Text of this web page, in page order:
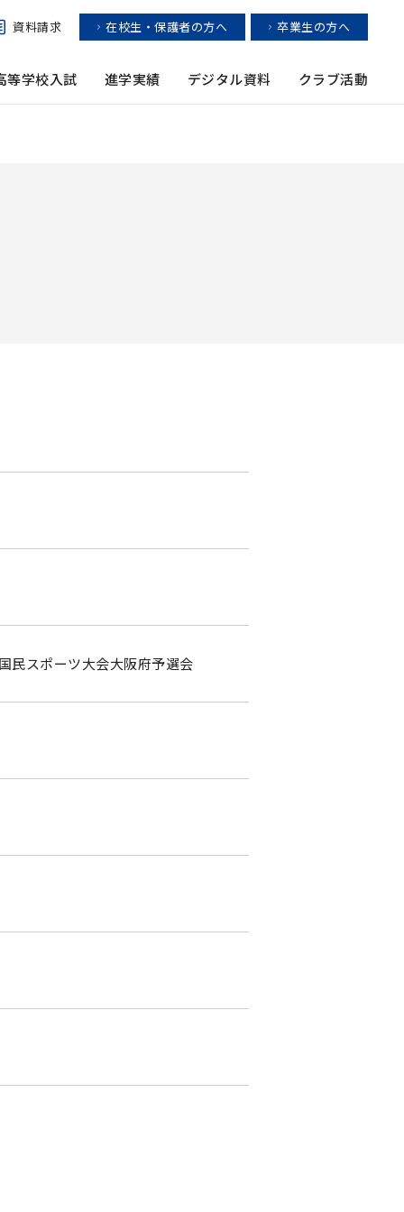
資料請求 在校生・保護者の方へ 卒業生の方へ
等学校入試 進学実績 デジタル資料 クラブ活動
民スポーツ大会大阪府予選会